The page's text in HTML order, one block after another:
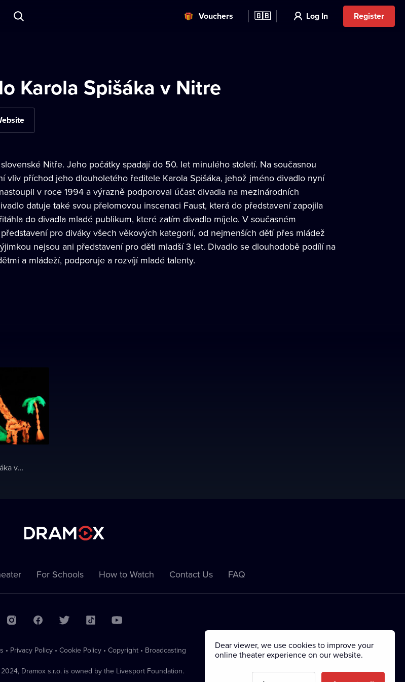
Vouchers 🇬🇧 Log In Register
Karola Spišáka v Nitre
Nitře. Jeho počátky spadají do 50. let minulého století. Na současnou
vliv příchod jeho dlouholetého ředitele Karola Spišáka, jehož jméno divadlo nyní
v roce 1994 a výrazně podporoval účast divadla na mezinárodních
datuje také svou přelomovou inscenaci Faust, která do představení zapojila
do divadla mladé publikum, které zatím divadlo míjelo. V současném
pro diváky všech věkových kategorií, od nejmenších dětí přes mládež
nejsou ani představení pro děti mladší 3 let. Divadlo se dlouhodobě podílí na
a mládeží, podporuje a rozvíjí mladé talenty.
Staré divadlo Karola Spišáka v Nitre
For Schools How to Watch Contact Us FAQ
• Privacy Policy • Cookie Policy • Copyright • Broadcasting
Dramox s.r.o. is owned by the Livesport Foundation.
Dear viewer, we use cookies to improve your
online theater experience on our website.